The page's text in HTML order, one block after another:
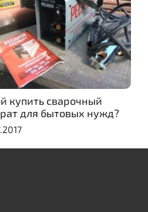
купить сварочный
для бытовых нужд?